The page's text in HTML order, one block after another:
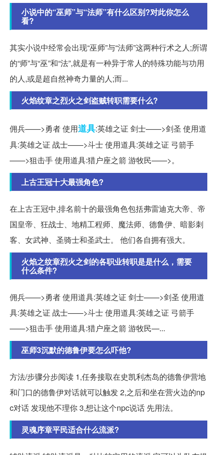
小说中的“巫师”与“法师”有什么区别?对此你怎么
看?
其实小说中经常会出现“巫师”与“法师”这两种行术之人;所谓
的“师”与“巫”和“法”,就是有一种异于常人的特殊功能与功用
的人,或是超自然神奇力量的人;而...
火焰纹章之烈火之剑盗贼转职需要什么?
佣兵——>勇者 使用道具:英雄之证 剑士——>剑圣 使用道
具:英雄之证 战士——>斗士 使用道具:英雄之证 弓箭手
——>狙击手 使用道具:猎户座之箭 游牧民——>。
上古王冠十大最强角色?
在上古王冠中,排名前十的最强角色包括弗雷迪克大帝、帝
国皇帝、狂战士、地精工程师、魔法师、德鲁伊、暗影刺
客、女武神、圣骑士和圣武士。 他们各自拥有强大。
火焰之纹章烈火之剑的各职业转职是是什么，需要
什么条件?
佣兵——>勇者 使用道具:英雄之证 剑士——>剑圣 使用道
具:英雄之证 战士——>斗士 使用道具:英雄之证 弓箭手
——>狙击手 使用道具:猎户座之箭 游牧民—...
巫师3沉默的德鲁伊要怎么吓他?
方法/步骤分步阅读 1,任务接取在史凯利杰岛的德鲁伊营地
和门口的德鲁伊对话就可以触发 2,之后和坐在营火边的np
c对话 发现他不理你 3,想让这个npc说话 先用法。
灵魂序章平民适合什么流派?